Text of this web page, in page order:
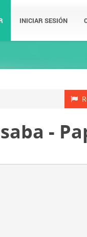
INICIAR SESIÓN
-